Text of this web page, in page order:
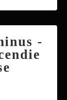
-